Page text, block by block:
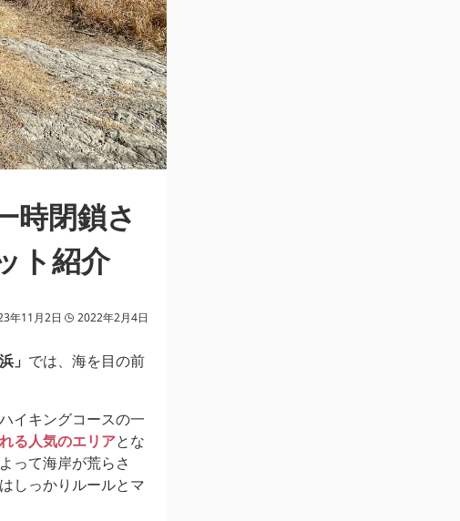
時閉鎖さ
ト紹介
年11月2日 2022年2月4日
」 では、海を目の前
イキングコースの一
る人気のエリアとな
って海岸が荒らさ
しっかりルールとマ